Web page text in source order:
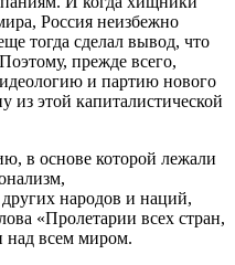
Россия неизбежно
тогда сделал вывод, что
прежде всего,
и партию нового
из этой капиталистической
в основе которой лежали
народов и наций,
«Пролетарии всех стран,
над всем миром.